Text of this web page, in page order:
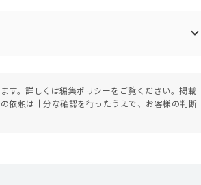
す。詳しくは編集ポリシーをご覧ください。掲載
依頼は十分な確認を行ったうえで、お客様の判断